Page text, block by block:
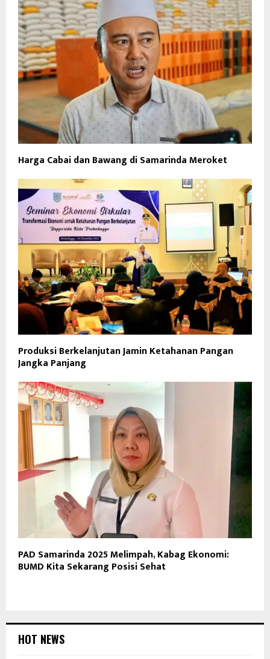
Harga Cabai dan Bawang di Samarinda Meroket
Produksi Berkelanjutan Jamin Ketahanan Pangan
Jangka Panjang
PAD Samarinda 2025 Melimpah, Kabag Ekonomi:
BUMD Kita Sekarang Posisi Sehat
HOT NEWS